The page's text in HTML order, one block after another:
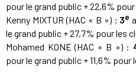
pour le grand public + 22,6%
Kenny MIXTUR (HAC « B ») : 3e
le grand public + 27,7% pour les
Mohamed KONE (HAC « B ») :
pour le grand public + 11,6%